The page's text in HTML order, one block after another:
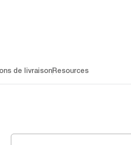
de livraisonResources